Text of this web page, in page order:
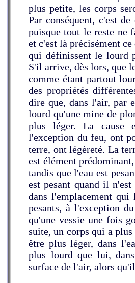
plus petite, les corps
Par conséquent, c'est
puisque tout le reste ne
et c'est là précisément
qui définissent le lourd
S'il arrive, dès lors, que
comme étant partout
des propriétés
dire que, dans l'air, par
lourd qu'une mine de
plus léger. La cause
l'exception du feu, ont
terre, ont légèreté. La
est élément
tandis que l'eau est
est pesant quand il
dans l'emplacement
pesants, à l'exception
qu'une vessie une fois
suite, un corps qui a
être plus léger, dans
plus lourd que lui,
surface de l'air, alors